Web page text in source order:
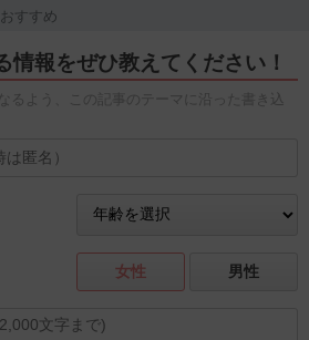
すすめ
情報をぜひ教えてください！
るよう、この記事のテーマに沿った書き込
女性 男性